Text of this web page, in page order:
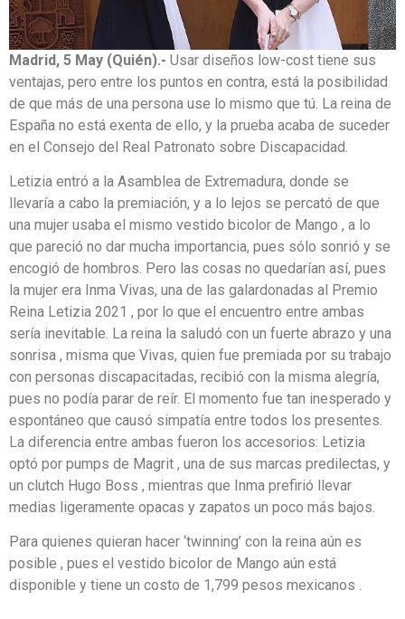
Madrid, 5 May (Quién).- Usar diseños low-cost tiene sus
ventajas, pero entre los puntos en contra, está la posibilidad
de que más de una persona use lo mismo que tú. La reina de
España no está exenta de ello, y la prueba acaba de suceder
en el Consejo del Real Patronato sobre Discapacidad.
Letizia entró a la Asamblea de Extremadura, donde se
llevaría a cabo la premiación, y a lo lejos se percató de que
una mujer usaba el mismo vestido bicolor de Mango , a lo
que pareció no dar mucha importancia, pues sólo sonrió y se
encogió de hombros. Pero las cosas no quedarían así, pues
la mujer era Inma Vivas, una de las galardonadas al Premio
Reina Letizia 2021 , por lo que el encuentro entre ambas
sería inevitable. La reina la saludó con un fuerte abrazo y una
sonrisa , misma que Vivas, quien fue premiada por su trabajo
con personas discapacitadas, recibió con la misma alegría,
pues no podía parar de reír. El momento fue tan inesperado y
espontáneo que causó simpatía entre todos los presentes.
La diferencia entre ambas fueron los accesorios: Letizia
optó por pumps de Magrit , una de sus marcas predilectas, y
un clutch Hugo Boss , mientras que Inma prefirió llevar
medias ligeramente opacas y zapatos un poco más bajos.
Para quienes quieran hacer ‘twinning’ con la reina aún es
posible , pues el vestido bicolor de Mango aún está
disponible y tiene un costo de 1,799 pesos mexicanos .